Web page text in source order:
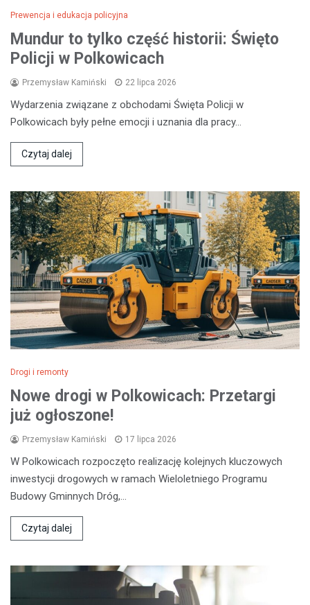
Prewencja i edukacja policyjna
Mundur to tylko część historii: Święto
Policji w Polkowicach
Przemysław Kamiński 22 lipca 2026
Wydarzenia związane z obchodami Święta Policji w
Polkowicach były pełne emocji i uznania dla pracy…
Czytaj dalej
Drogi i remonty
Nowe drogi w Polkowicach: Przetargi
już ogłoszone!
Przemysław Kamiński 17 lipca 2026
W Polkowicach rozpoczęto realizację kolejnych kluczowych
inwestycji drogowych w ramach Wieloletniego Programu
Budowy Gminnych Dróg,…
Czytaj dalej